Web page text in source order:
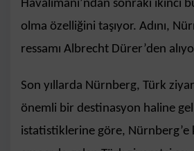
Havalimanı’ndan sonraki ikinci
olma özelliğini taşıyor. Adını,
ressamı Albrecht Dürer’den
Son yıllarda Nürnberg, Türk
önemli bir destinasyon haline
istatistiklerine göre, Nürnberg’e